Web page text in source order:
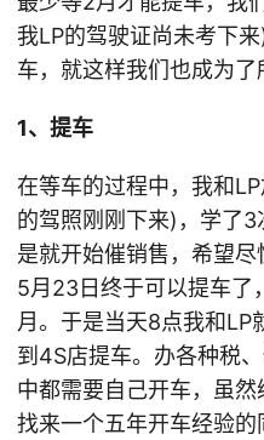
我LP的驾驶证尚未考下
车，就这样我们也成为了
1、提车
在等车的过程中，我和
的驾照刚刚下来)，学了
是就开始催销售，希望尽
5月23日终于可以提车了
月。于是当天8点我和
到4S店提车。办各种税
中都需要自己开车，虽
找来一个五年开车经验的